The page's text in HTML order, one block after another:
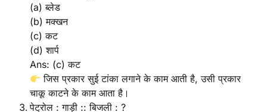
(a) ब्लेड
(b) मक्खन
(c) कट
(d) शार्प
Ans: (c) कट
जिस प्रकार सुई टांका लगाने के काम आती है, उसी प्रकार
चाकू काटने के काम आता है।
पेट्रोल : गाड़ी :: बिजली : ?